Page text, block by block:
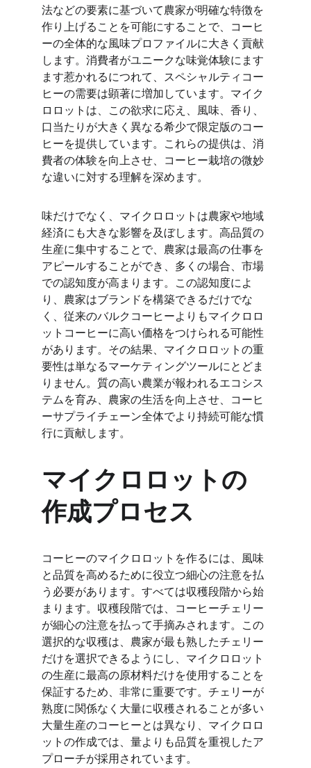
法などの要素に基づいて農家が明確な特徴を
作り上げることを可能にすることで、コーヒ
ーの全体的な風味プロファイルに大きく貢献
します。消費者がユニークな味覚体験にます
ます惹かれるにつれて、スペシャルティコー
ヒーの需要は顕著に増加しています。マイク
ロロットは、この欲求に応え、風味、香り、
口当たりが大きく異なる希少で限定版のコー
ヒーを提供しています。これらの提供は、消
費者の体験を向上させ、コーヒー栽培の微妙
な違いに対する理解を深めます。
味だけでなく、マイクロロットは農家や地域
経済にも大きな影響を及ぼします。高品質の
生産に集中することで、農家は最高の仕事を
アピールすることができ、多くの場合、市場
での認知度が高まります。この認知度によ
り、農家はブランドを構築できるだけでな
く、従来のバルクコーヒーよりもマイクロロ
ットコーヒーに高い価格をつけられる可能性
があります。その結果、マイクロロットの重
要性は単なるマーケティングツールにとどま
りません。質の高い農業が報われるエコシス
テムを育み、農家の生活を向上させ、コーヒ
ーサプライチェーン全体でより持続可能な慣
行に貢献します。
マイクロロットの
作成プロセス
コーヒーのマイクロロットを作るには、風味
と品質を高めるために役立つ細心の注意を払
う必要があります。すべては収穫段階から始
まります。収穫段階では、コーヒーチェリー
が細心の注意を払って手摘みされます。この
選択的な収穫は、農家が最も熟したチェリー
だけを選択できるようにし、マイクロロット
の生産に最高の原材料だけを使用することを
保証するため、非常に重要です。チェリーが
熟度に関係なく大量に収穫されることが多い
大量生産のコーヒーとは異なり、マイクロロ
ットの作成では、量よりも品質を重視したア
プローチが採用されています。